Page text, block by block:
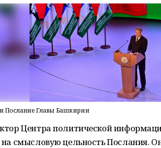
Послание Главы Башкирии
Центра политической
смысловую цельность Послания.